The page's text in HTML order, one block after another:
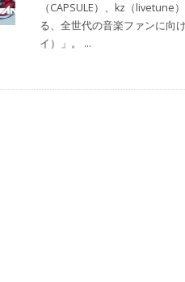
（CAPSULE）、kz（
る、全世代の音楽ファンに向
イ）」。 ...